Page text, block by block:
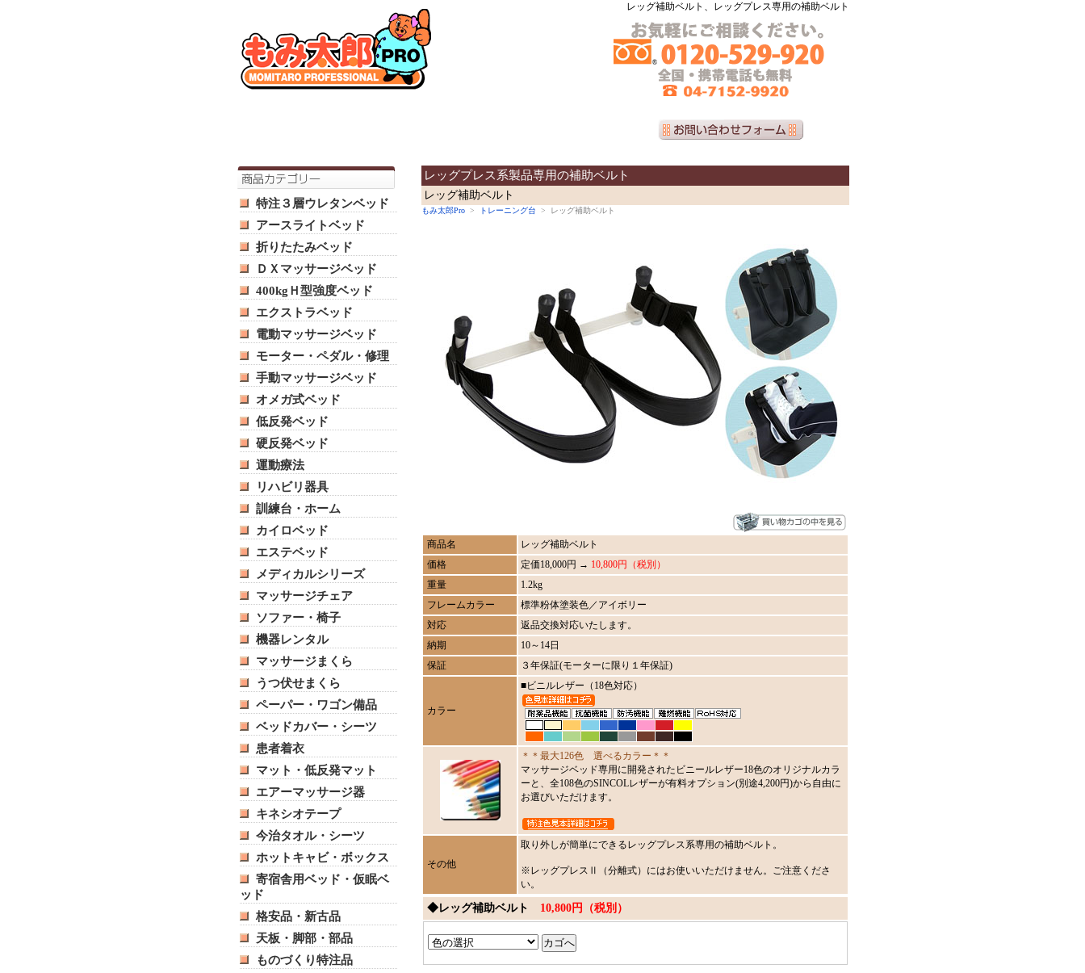
レッグ補助ベルト、レッグプレス専用の補助ベルト
特注３層ウレタンベッド
アースライトベッド
折りたたみベッド
ＤＸマッサージベッド
400kgＨ型強度ベッド
エクストラベッド
電動マッサージベッド
モーター・ペダル・修理
手動マッサージベッド
オメガ式ベッド
低反発ベッド
硬反発ベッド
運動療法
リハビリ器具
訓練台・ホーム
カイロベッド
エステベッド
メディカルシリーズ
マッサージチェア
ソファー・椅子
機器レンタル
マッサージまくら
うつ伏せまくら
ペーパー・ワゴン備品
ベッドカバー・シーツ
患者着衣
マット・低反発マット
エアーマッサージ器
キネシオテープ
今治タオル・シーツ
ホットキャビ・ボックス
寄宿舎用ベッド・仮眠ベ
ッド
格安品・新古品
天板・脚部・部品
ものづくり特注品
レッグプレス系製品専用の補助ベルト
レッグ補助ベルト
もみ太郎Pro > トレーニング台 > レッグ補助ベルト
商品名
レッグ補助ベルト
価格
定価18,000円 → 10,800円（税別）
重量
1.2kg
フレームカラー
標準粉体塗装色／アイボリー
対応
返品交換対応いたします。
納期
10～14日
保証
３年保証(モーターに限り１年保証)
カラー
■ビニルレザー（18色対応）
＊＊最大126色 選べるカラー＊＊
マッサージベッド専用に開発されたビニールレザー18色のオリジナルカラ
ーと、全108色のSINCOLレザーが有料オプション(別途4,200円)から自由に
お選びいただけます。
その他
取り外しが簡単にできるレッグプレス系専用の補助ベルト。
※レッグプレスⅡ（分離式）にはお使いいただけません。ご注意くださ
い。
◆レッグ補助ベルト 10,800円（税別）